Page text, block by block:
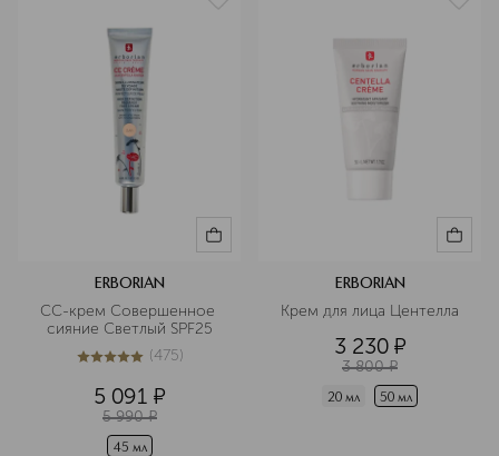
ERBORIAN
CC-крем Совершенное
сияние Светлый SPF25
5из 5475 (475)
5 091 ¤
5 990 ¤
45 мл
ERBORIAN
Крем для лица Центелла
3 230 ¤
3 800 ¤
20 мл 50 мл